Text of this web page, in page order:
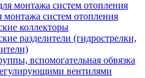
монтажа систем отопления
коллекторы
разделители (гидрострелки,
вспомогательная обвязка